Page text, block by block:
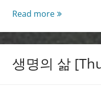
Read moreLiving
생명의 삶